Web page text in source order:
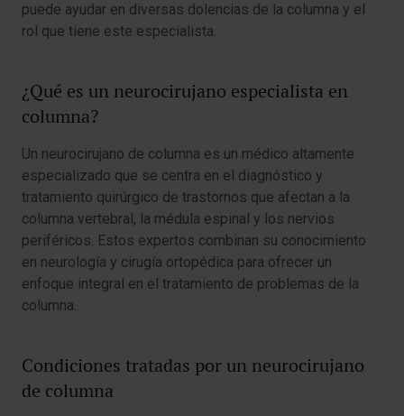
puede ayudar en diversas dolencias de la columna y el
rol que tiene este especialista.
¿Qué es un neurocirujano especialista en
columna?
Un neurocirujano de columna es un médico altamente
especializado que se centra en el diagnóstico y
tratamiento quirúrgico de trastornos que afectan a la
columna vertebral, la médula espinal y los nervios
periféricos. Estos expertos combinan su conocimiento
en neurología y cirugía ortopédica para ofrecer un
enfoque integral en el tratamiento de problemas de la
columna.
Condiciones tratadas por un neurocirujano
de columna